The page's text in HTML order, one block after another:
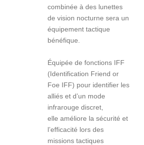
combinée à des lunettes
de vision nocturne sera un
équipement tactique
bénéfique.
Équipée de fonctions IFF
(Identification Friend or
Foe IFF) pour identifier les
alliés et d’un mode
infrarouge discret,
elle améliore la sécurité et
l’efficacité lors des
missions tactiques